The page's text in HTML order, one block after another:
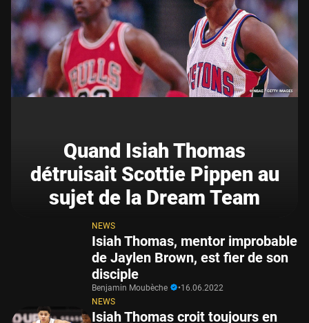
Quand Isiah Thomas
détruisait Scottie Pippen au
sujet de la Dream Team
NEWS
Isiah Thomas, mentor improbable
de Jaylen Brown, est fier de son
disciple
Benjamin Moubèche •16.06.2022
NEWS
Isiah Thomas croit toujours en